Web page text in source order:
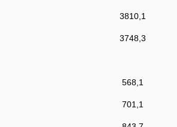
3810,1
3748,3
568,1
701,1